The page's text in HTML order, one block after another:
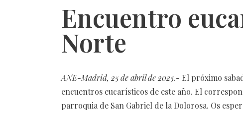
Encuentro
Norte
ANE-Madrid, 25 de abril de 2025.- El próximo
encuentros eucarísticos de este año. El
parroquia de San Gabriel de la Dolorosa. Os